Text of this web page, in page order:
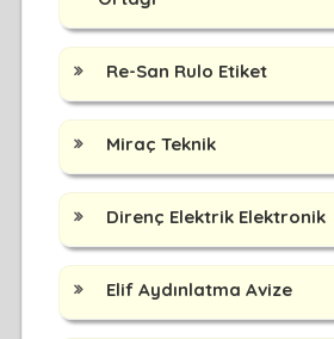
Re-San Rulo Etiket
Miraç Teknik
Direnç Elektrik Elektronik
Elif Aydınlatma Avize